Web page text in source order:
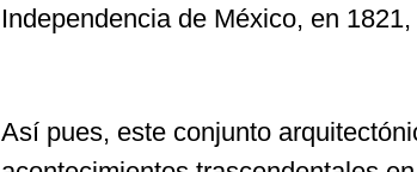
Independencia de México, en
Así pues, este conjunto